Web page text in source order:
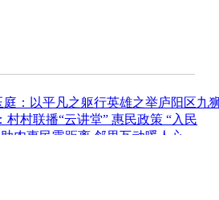
庭：以平凡之躯行英雄之举庐阳区九
村村联播“云讲堂” 惠民政策 “入民
农惠民零距离 邻里互动暖人心